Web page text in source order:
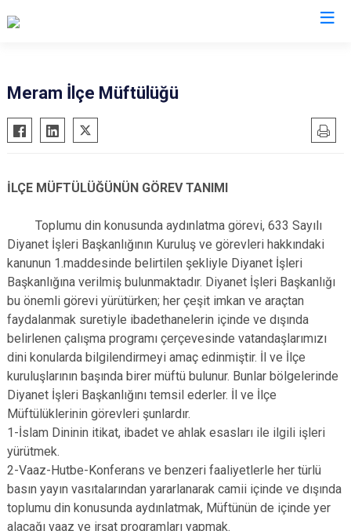
Ahırlı
Akören
Altınekin
Beyşehir
Bozkır
Çeltik
Cihanbeyli
Çumra
Derbent
Derebucak
Güneysınır
Hadim
Halkapınar
Hüyük
Ilgın
Kadınhanı
Karapınar
Karatay
Seydişehir
Taşkent
Tuzlukçu
Yalıhüyük
Yunak
Meram İlçe Müftülüğü
İLÇE MÜFTÜLÜĞÜNÜN GÖREV TANIMI
Toplumu din konusunda aydınlatma görevi, 633 Sayılı
Diyanet İşleri Başkanlığının Kuruluş ve görevleri hakkındaki
kanunun 1.maddesinde belirtilen şekliyle Diyanet İşleri
Başkanlığına verilmiş bulunmaktadır. Diyanet İşleri Başkanlığı
bu önemli görevi yürütürken; her çeşit imkan ve araçtan
faydalanmak suretiyle ibadethanelerin içinde ve dışında
belirlenen çalışma programı çerçevesinde vatandaşlarımızı
dini konularda bilgilendirmeyi amaç edinmiştir. İl ve İlçe
kuruluşlarının başında birer müftü bulunur. Bunlar bölgelerinde
Diyanet İşleri Başkanlığını temsil ederler. İl ve İlçe
Müftülüklerinin görevleri şunlardır.
1-İslam Dininin itikat, ibadet ve ahlak esasları ile ilgili işleri
yürütmek.
2-Vaaz-Hutbe-Konferans ve benzeri faaliyetlerle her türlü
basın yayın vasıtalarından yararlanarak camii içinde ve dışında
toplumu din konusunda aydınlatmak, Müftünün de içinde yer
alacağı vaaz ve irşat programları yapmak.